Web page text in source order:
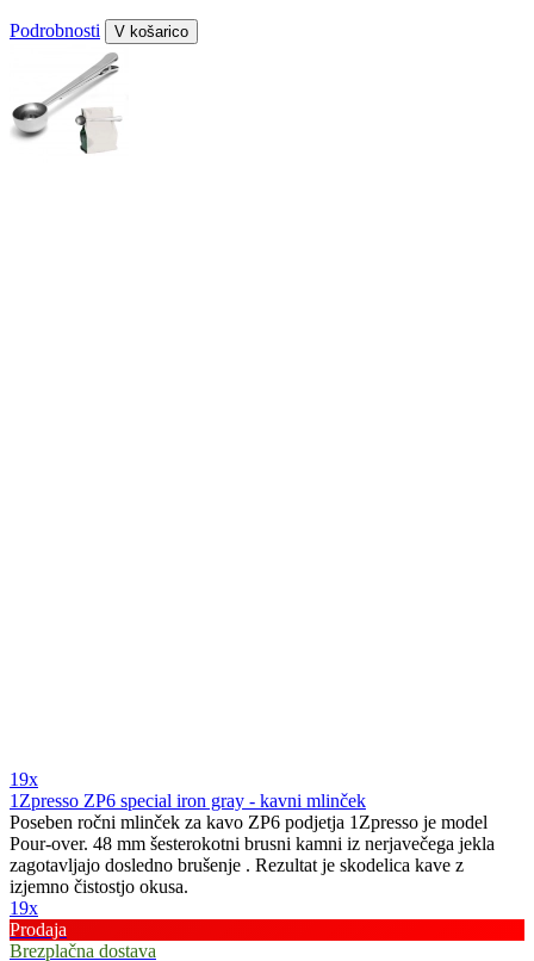
Podrobnosti V košarico
19x
1Zpresso ZP6 special iron gray - kavni mlinček
Poseben ročni mlinček za kavo ZP6 podjetja 1Zpresso je model
Pour-over. 48 mm šesterokotni brusni kamni iz nerjavečega jekla
zagotavljajo dosledno brušenje . Rezultat je skodelica kave z
izjemno čistostjo okusa.
19x
Prodaja
Brezplačna dostava